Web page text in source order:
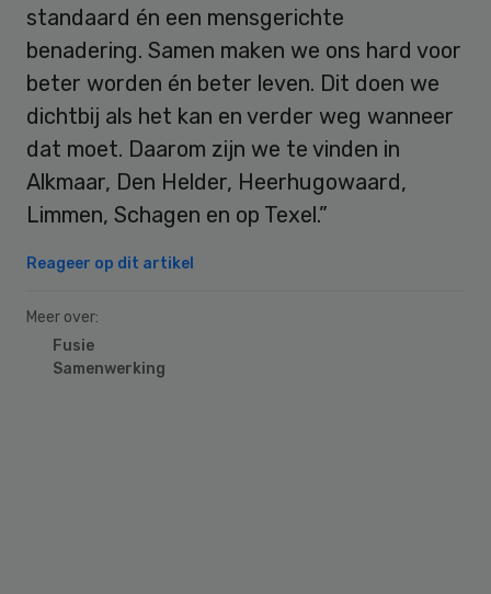
standaard én een mensgerichte
benadering. Samen maken we ons hard voor
beter worden én beter leven. Dit doen we
dichtbij als het kan en verder weg wanneer
dat moet. Daarom zijn we te vinden in
Alkmaar, Den Helder, Heerhugowaard,
Limmen, Schagen en op Texel.”
Reageer op dit artikel
Meer over:
Fusie
Samenwerking